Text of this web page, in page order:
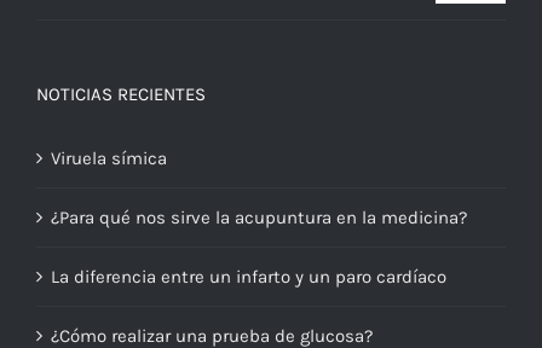
NOTICIAS RECIENTES
Viruela símica
¿Para qué nos sirve la acupuntura en la medicina?
La diferencia entre un infarto y un paro cardíaco
¿Cómo realizar una prueba de glucosa?